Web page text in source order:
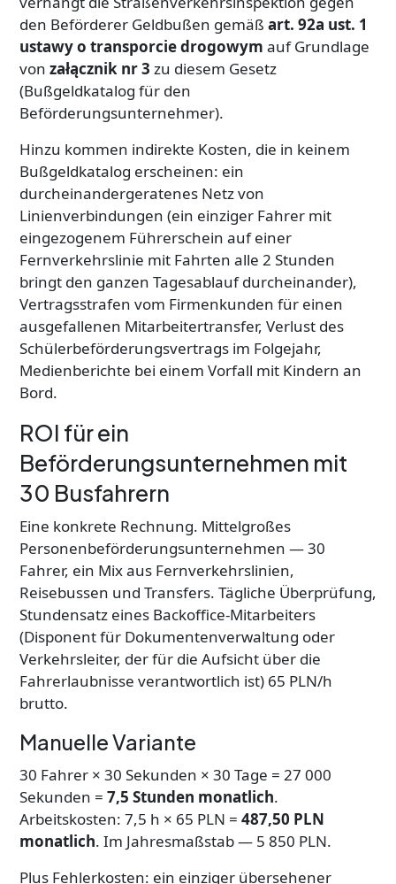
den Beförderer Geldbußen gemäß art. 92a ust. 1
ustawy o transporcie drogowym auf Grundlage
von załącznik nr 3 zu diesem Gesetz
(Bußgeldkatalog für den
Beförderungsunternehmer).
Hinzu kommen indirekte Kosten, die in keinem
Bußgeldkatalog erscheinen: ein
durcheinandergeratenes Netz von
Linienverbindungen (ein einziger Fahrer mit
eingezogenem Führerschein auf einer
Fernverkehrslinie mit Fahrten alle 2 Stunden
bringt den ganzen Tagesablauf durcheinander),
Vertragsstrafen vom Firmenkunden für einen
ausgefallenen Mitarbeitertransfer, Verlust des
Schülerbeförderungsvertrags im Folgejahr,
Medienberichte bei einem Vorfall mit Kindern an
Bord.
ROI für ein
Beförderungsunternehmen mit
30 Busfahrern
Eine konkrete Rechnung. Mittelgroßes
Personenbeförderungsunternehmen — 30
Fahrer, ein Mix aus Fernverkehrslinien,
Reisebussen und Transfers. Tägliche Überprüfung,
Stundensatz eines Backoffice-Mitarbeiters
(Disponent für Dokumentenverwaltung oder
Verkehrsleiter, der für die Aufsicht über die
Fahrerlaubnisse verantwortlich ist) 65 PLN/h
brutto.
Manuelle Variante
30 Fahrer × 30 Sekunden × 30 Tage = 27 000
Sekunden = 7,5 Stunden monatlich.
Arbeitskosten: 7,5 h × 65 PLN = 487,50 PLN
monatlich. Im Jahresmaßstab — 5 850 PLN.
Plus Fehlerkosten: ein einziger übersehener